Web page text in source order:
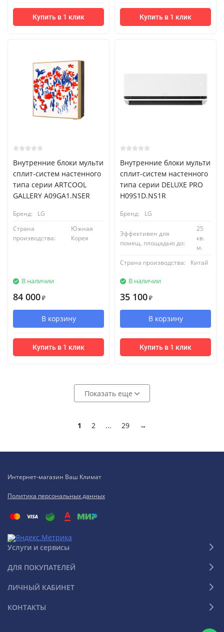
Купить в 1 клик Купить в 1 клик
Внутренние блоки мульти
сплит-систем настенного
типа серии ARTCOOL
GALLERY A09GA1.NSER
Бренд:
LG
Страна
производства:
Южная
Корея
В наличии
84 000 ₽
В корзину
Купить в 1 клик
Внутренние блоки мульти
сплит-систем настенного
типа серии DELUXE PRO
H09S1D.NS1R
Бренд: LG
Эффективен для
помещ. площадью до:
25
кв.
м.
Страна производства:
Китай
В наличии
35 100 ₽
В корзину
Купить в 1 клик
Показать еще
1 2 ... 29 →
Интернет-магазин Ваш Климат
Политика персональных данных
Услуги и сервисы
ДЛЯ ПОКУПАТЕЛЕЙ
ЛИЧНЫЙ КАБИНЕТ
КОНТАКТЫ